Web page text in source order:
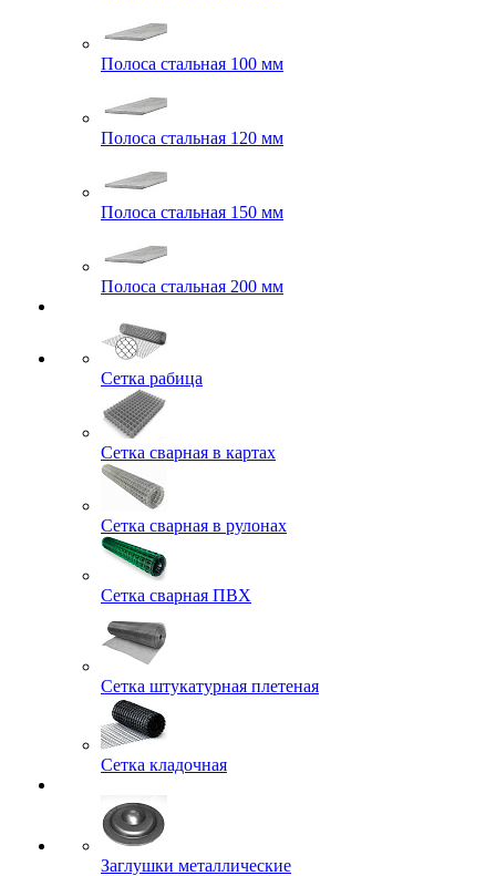
Полоса стальная 100 мм
Полоса стальная 120 мм
Полоса стальная 150 мм
Полоса стальная 200 мм
Сетка рабица
Сетка сварная в картах
Сетка сварная в рулонах
Сетка сварная ПВХ
Сетка штукатурная плетеная
Сетка кладочная
Заглушки металлические